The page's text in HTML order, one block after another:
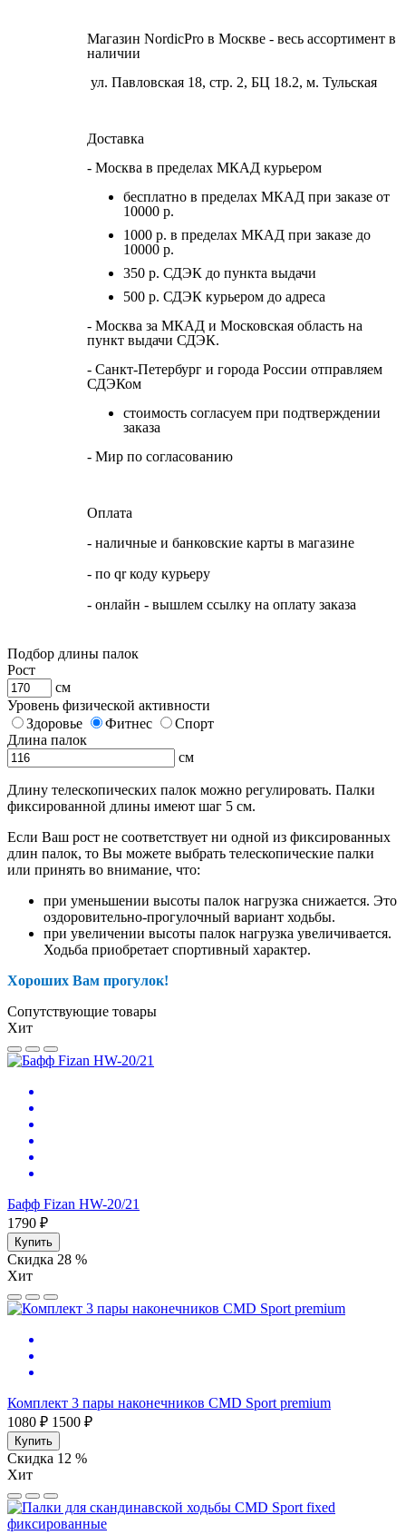
Магазин NordicPro в Москве - весь ассортимент в
наличии
ул. Павловская 18, стр. 2, БЦ 18.2, м. Тульская
Доставка
- Москва в пределах МКАД курьером
бесплатно в пределах МКАД при заказе от
10000 р.
1000 р. в пределах МКАД при заказе до
10000 р.
350 р. СДЭК до пункта выдачи
500 р. СДЭК курьером до адреса
- Москва за МКАД и Московская область на
пункт выдачи СДЭК.
- Санкт-Петербург и города России отправляем
СДЭКом
стоимость согласуем при подтверждении
заказа
- Мир по согласованию
Оплата
- наличные и банковские карты в магазине
- по qr коду курьеру
- онлайн - вышлем ссылку на оплату заказа
Подбор длины палок
Рост
см
Уровень физической активности
Здоровье
Фитнес
Спорт
Длина палок
см
Длину телескопических палок можно регулировать. Палки
фиксированной длины имеют шаг 5 см.
Если Ваш рост не соответствует ни одной из фиксированных
длин палок, то Вы можете выбрать телескопические палки
или принять во внимание, что:
при уменьшении высоты палок нагрузка снижается. Это
оздоровительно-прогулочный вариант ходьбы.
при увеличении высоты палок нагрузка увеличивается.
Ходьба приобретает спортивный характер.
Хороших Вам прогулок!
Сопутствующие товары
Хит
Бафф Fizan HW-20/21
1790 ₽
Купить
Скидка 28 %
Хит
Комплект 3 пары наконечников CMD Sport premium
1080 ₽ 1500 ₽
Купить
Скидка 12 %
Хит